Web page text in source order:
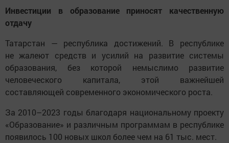
Инвестиции в образование приносят качественную
отдачу
Татарстан — республика достижений. В республике
не жалеют средств и усилий на развитие системы
образования, без которой немыслимо развитие
человеческого капитала, этой важнейшей
составляющей современного экономического роста.
За 2010–2023 годы благодаря национальному проекту
«Образование» и различным программам в республике
появилось 100 новых школ более чем на 61 тыс. мест.